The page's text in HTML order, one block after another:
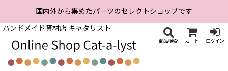
国内外から集めたパーツのセレクトショップです
ハンドメイド資材店 キャタリスト
商品検索 カート ログイン